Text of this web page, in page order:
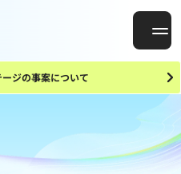
ジの事案について